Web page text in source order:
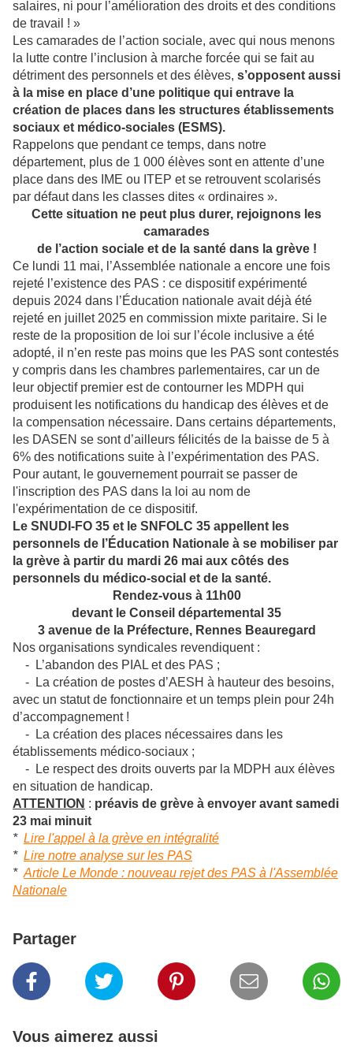
salaires, ni pour l’amélioration des droits et des conditions
de travail ! »
Les camarades de l’action sociale, avec qui nous menons
la lutte contre l’inclusion à marche forcée qui se fait au
détriment des personnels et des élèves, s’opposent aussi
à la mise en place d’une politique qui entrave la
création de places dans les structures établissements
sociaux et médico-sociales (ESMS).
Rappelons que pendant ce temps, dans notre
département, plus de 1 000 élèves sont en attente d’une
place dans des IME ou ITEP et se retrouvent scolarisés
par défaut dans les classes dites « ordinaires ».
Cette situation ne peut plus durer, rejoignons les
camarades
de l’action sociale et de la santé dans la grève !
Ce lundi 11 mai, l’Assemblée nationale a encore une fois
rejeté l’existence des PAS : ce dispositif expérimenté
depuis 2024 dans l’Éducation nationale avait déjà été
rejeté en juillet 2025 en commission mixte paritaire. Si le
reste de la proposition de loi sur l’école inclusive a été
adopté, il n’en reste pas moins que les PAS sont contestés
y compris dans les chambres parlementaires, car un de
leur objectif premier est de contourner les MDPH qui
produisent les notifications du handicap des élèves et de
la compensation nécessaire. Dans certains départements,
les DASEN se sont d’ailleurs félicités de la baisse de 5 à
6% des notifications suite à l’expérimentation des PAS.
Pour autant, le gouvernement pourrait se passer de
l'inscription des PAS dans la loi au nom de
l'expérimentation de ce dispositif.
Le SNUDI-FO 35 et le SNFOLC 35 appellent les
personnels de l’Éducation Nationale à se mobiliser par
la grève à partir du mardi 26 mai aux côtés des
personnels du médico-social et de la santé.
Rendez-vous à 11h00
devant le Conseil départemental 35
3 avenue de la Préfecture, Rennes Beauregard
Nos organisations syndicales revendiquent :
- L’abandon des PIAL et des PAS ;
- La création de postes d’AESH à hauteur des besoins,
avec un statut de fonctionnaire et un temps plein pour 24h
d’accompagnement !
- La création des places nécessaires dans les
établissements médico-sociaux ;
- Le respect des droits ouverts par la MDPH aux élèves
en situation de handicap.
ATTENTION : préavis de grève à envoyer avant samedi
23 mai minuit
* Lire l'appel à la grève en intégralité
* Lire notre analyse sur les PAS
* Article Le Monde : nouveau rejet des PAS à l'Assemblée
Nationale
Partager
Vous aimerez aussi